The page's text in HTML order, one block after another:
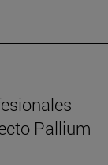
Pallium